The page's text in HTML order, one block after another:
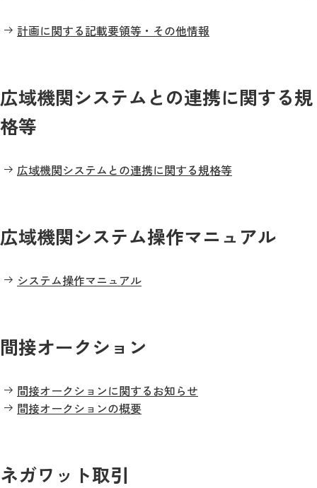
計画に関する記載要領等・その他情報
広域機関システムとの連携に関する規
格等
広域機関システムとの連携に関する規格等
広域機関システム操作マニュアル
システム操作マニュアル
間接オークション
間接オークションに関するお知らせ
間接オークションの概要
ネガワット取引